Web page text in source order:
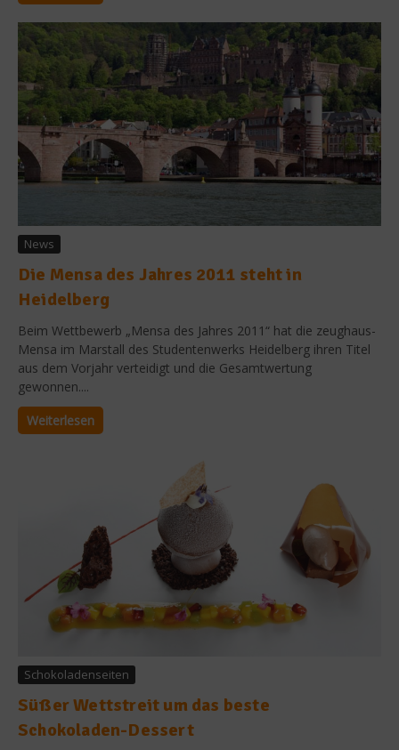
News
Die Mensa des Jahres 2011 steht in
Heidelberg
Beim Wettbewerb „Mensa des Jahres 2011“ hat die zeughaus-
Mensa im Marstall des Studentenwerks Heidelberg ihren Titel
aus dem Vorjahr verteidigt und die Gesamtwertung
gewonnen....
Weiterlesen
Schokoladenseiten
Süßer Wettstreit um das beste
Schokoladen-Dessert